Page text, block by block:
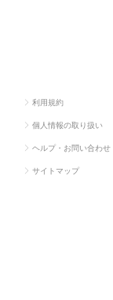
利用規約
個人情報の取り扱い
ヘルプ・お問い合わせ
サイトマップ